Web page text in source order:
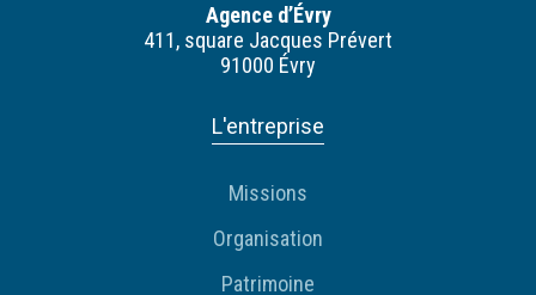
Agence d’Évry
411, square Jacques Prévert
91000 Évry
L'entreprise
Missions
Organisation
Patrimoine